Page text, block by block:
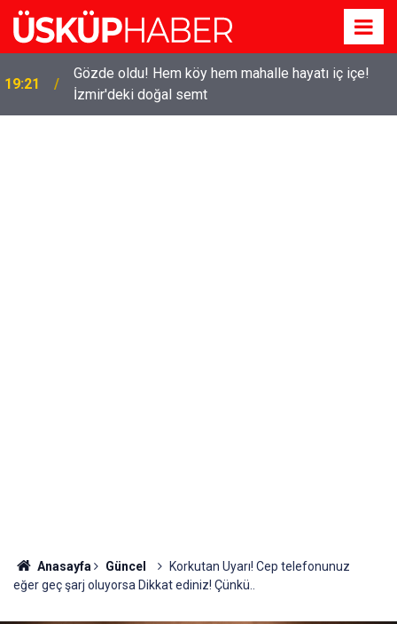
19:21
Gözde oldu! Hem köy hem mahalle hayatı iç içe!
İzmir'deki doğal semt
Anasayfa Güncel
Korkutan Uyarı! Cep telefonunuz
eğer geç şarj oluyorsa Dikkat ediniz! Çünkü..